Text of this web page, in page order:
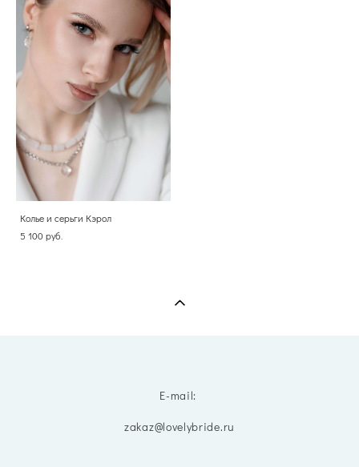
Колье и серьги Кэрол
5 100 pуб.
E-mail:
zakaz@lovelybride.ru